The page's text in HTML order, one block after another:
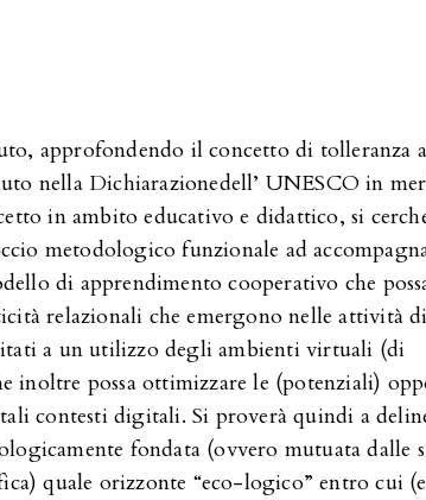
approfondendo il concetto di tolleranza
nella Dichiarazionedell’ UNESCO in
in ambito educativo e didattico, si
metodologico funzionale ad
di apprendimento cooperativo che
relazionali che emergono nelle attività
a un utilizzo degli ambienti virtuali (di
inoltre possa ottimizzare le (potenziali)
contesti digitali. Si proverà quindi a
fondata (ovvero mutuata dalle
quale orizzonte “eco-logico” entro cui